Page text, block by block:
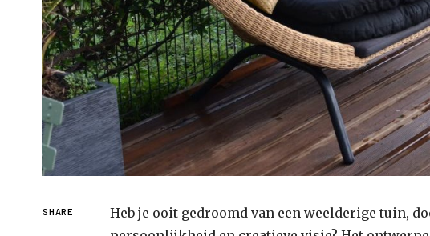
SHARE
Heb je ooit gedroomd van een weelderige tuin,